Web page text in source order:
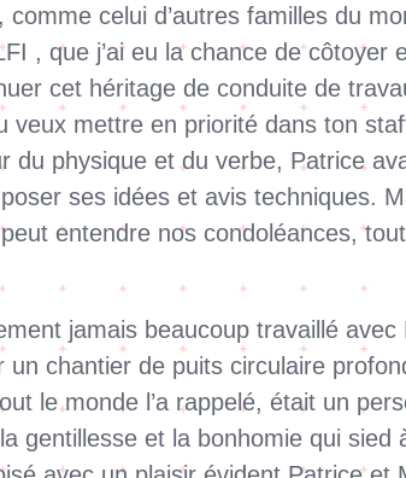
celui d’autres familles du
, que j’ai eu la chance de
cet héritage de conduite de
veux mettre en priorité dans ton
du physique et du verbe, Patrice
ses idées et avis techniques.
entendre nos condoléances,
jamais beaucoup travaillé
chantier de puits circulaire
le monde l’a rappelé, était un
gentillesse et la bonhomie qui sied